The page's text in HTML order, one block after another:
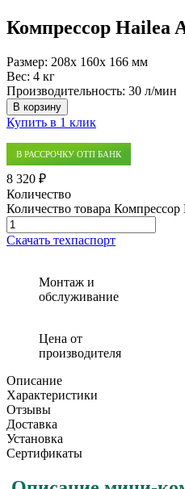
Компрессор Hailea
Размер: 208x 160x 166 мм
Вес: 4 кг
Производительность: 30 л/мин
В корзину
Купить в 1 клик
В РАССРОЧКУ ОТП БАНК
8 320 ₽
Количество
Количество товара
Скачать техпаспорт
Монтаж и
обслуживание
Цена от
производителя
Описание
Характеристики
Отзывы
Доставка
Установка
Сертификаты